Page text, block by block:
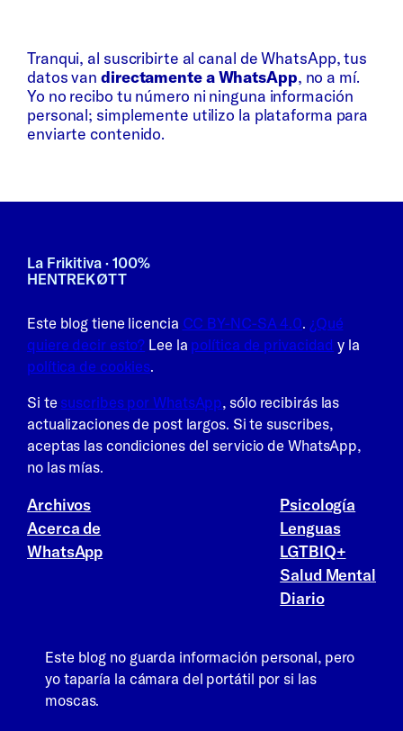
Tranqui, al suscribirte al canal de WhatsApp, tus
datos vandirectamente a WhatsApp, no a mí.
Yo no recibo tu número ni ninguna información
personal; simplemente utilizo la plataforma para
enviarte contenido.
La Frikitiva · 100%
HENTREKØTT
Este blog tiene licencia CC BY-NC-SA 4.0. ¿Qué
quiere decir esto? Lee la política de privacidad y la
política de cookies.
Si te suscribes por WhatsApp, sólo recibirás las
actualizaciones de post largos. Si te suscribes,
aceptas las condiciones del servicio de WhatsApp,
no las mías.
Archivos
Acerca de
WhatsApp
Psicología
Lenguas
LGTBIQ+
Salud Mental
Diario
Este blog no guarda información personal, pero
yo taparía la cámara del portátil por si las
moscas.